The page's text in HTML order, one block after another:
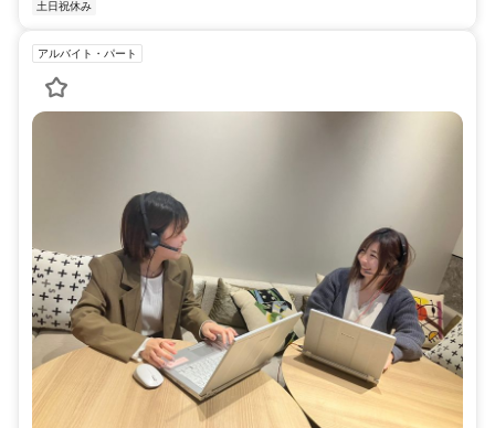
土日祝休み
アルバイト・パート